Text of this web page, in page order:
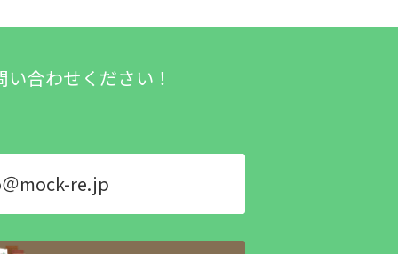
合わせください！
mock-re.jp